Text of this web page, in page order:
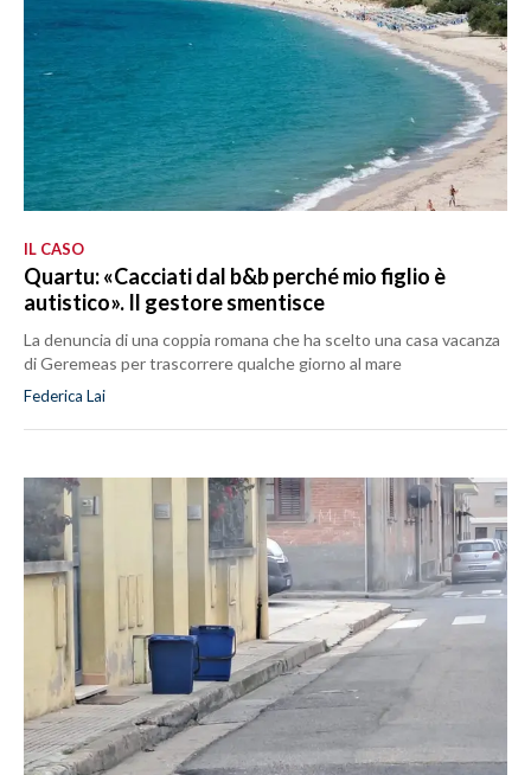
IL CASO
Quartu: «Cacciati dal b&b perché mio figlio è
autistico». Il gestore smentisce
La denuncia di una coppia romana che ha scelto una casa vacanza
di Geremeas per trascorrere qualche giorno al mare
Federica Lai